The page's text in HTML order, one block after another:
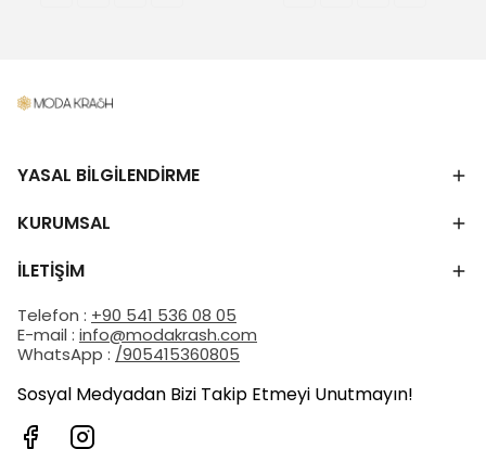
YASAL BİLGİLENDİRME
KURUMSAL
İLETİŞİM
Telefon : +90 541 536 08 05
E-mail : info@modakrash.com
WhatsApp : /905415360805
Sosyal Medyadan Bizi Takip Etmeyi Unutmayın!